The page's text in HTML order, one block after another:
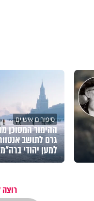
סיפורים אישיים
ההימור המסוכן
גרם לתושב
למען יהודי